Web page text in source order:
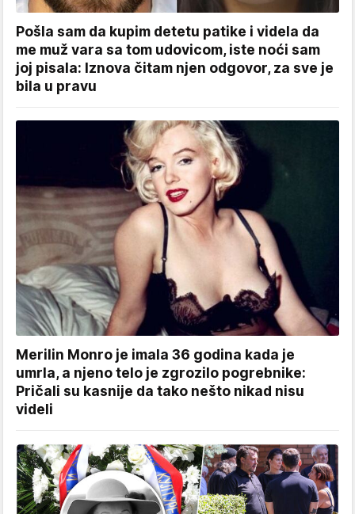
Pošla sam da kupim detetu patike i videla da
me muž vara sa tom udovicom, iste noći sam
joj pisala: Iznova čitam njen odgovor, za sve je
bila u pravu
Merilin Monro je imala 36 godina kada je
umrla, a njeno telo je zgrozilo pogrebnike:
Pričali su kasnije da tako nešto nikad nisu
videli